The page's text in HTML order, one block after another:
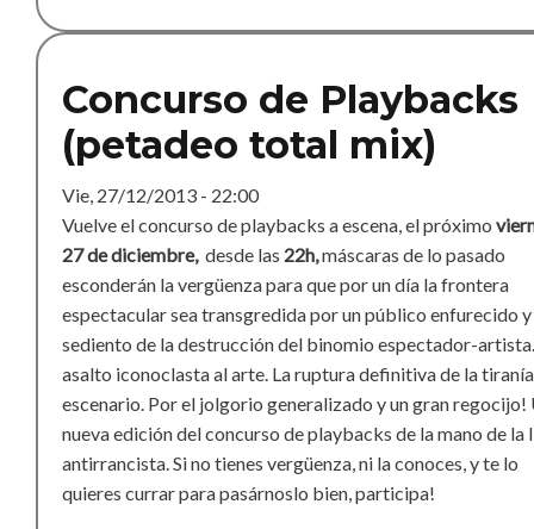
Concurso de Playbacks
(petadeo total mix)
Vie, 27/12/2013 - 22:00
Vuelve el concurso de playbacks a escena, el próximo
27 de diciembre,desde las 22h,máscaras de lo pasado
esconderán la vergüenza para que por un día la frontera
espectacular sea transgredida por un público enfurecido y
sediento de la destrucción del binomio espectador-
asalto iconoclasta al arte. La ruptura definitiva de la
escenario. Por el jolgorio generalizado y un gran regocijo!
nueva edición del concurso de playbacks de la mano de la
antirrancista. Si no tienes vergüenza, ni la conoces, y te lo
quieres currar para pasárnoslo bien, participa!